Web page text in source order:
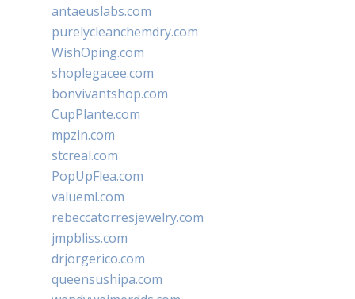
antaeuslabs.com
purelycleanchemdry.com
WishOping.com
shoplegacee.com
bonvivantshop.com
CupPlante.com
mpzin.com
stcreal.com
PopUpFlea.com
valueml.com
rebeccatorresjewelry.com
jmpbliss.com
drjorgerico.com
queensushipa.com